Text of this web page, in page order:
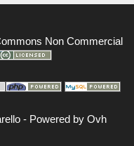
Non Commercial
- Powered by Ovh